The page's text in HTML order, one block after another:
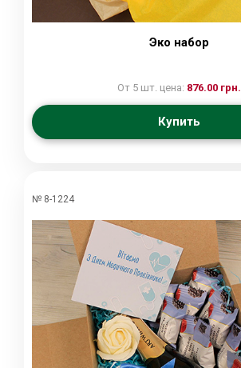
Эко набор
От 5 шт. цена: 876.00 грн.
Купить
№ 8-1224